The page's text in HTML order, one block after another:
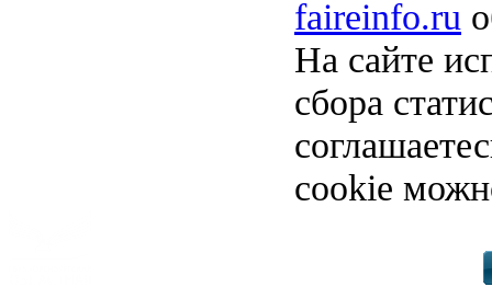
faireinfo.ru
На сайте
сбора
cookie